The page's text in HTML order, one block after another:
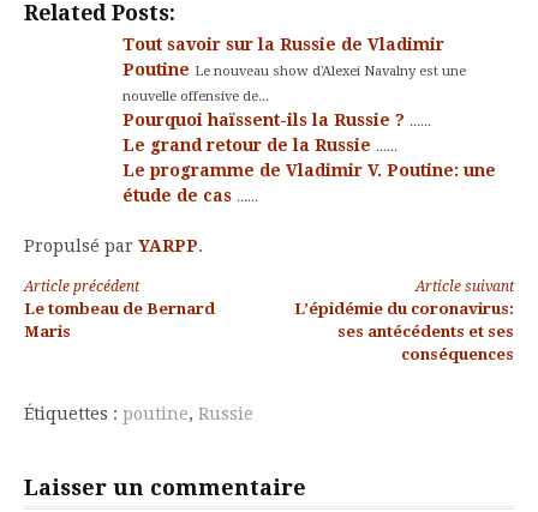
Related Posts:
Tout savoir sur la Russie de Vladimir
Poutine Le nouveau show d'Alexei Navalny est une
nouvelle offensive de...
Pourquoi haïssent-ils la Russie ? ......
Le grand retour de la Russie ......
Le programme de Vladimir V. Poutine: une
étude de cas ......
Propulsé par YARPP.
Lire
la
Article précédent
Le tombeau de Bernard
Maris
Article suivant
L’épidémie du coronavirus:
ses antécédents et ses
conséquences
Étiquettes : poutine, Russie
Laisser un commentaire